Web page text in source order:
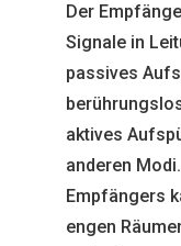
Der
Signale in
passives
aktives
anderen
Empfängers
engen